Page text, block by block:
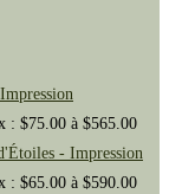
: $75.00 à $565.00
- Impression
: $65.00 à $590.00